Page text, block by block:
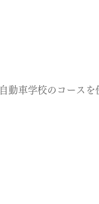
自動車学校のコース